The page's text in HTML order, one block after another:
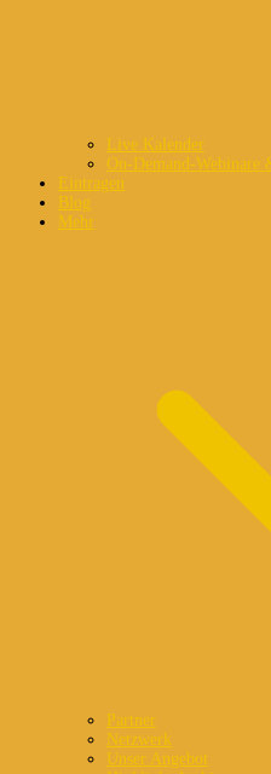
Live Kalender
On-Demand-Webinare
Eintragen
Blog
Mehr
Partner
Netzwerk
Unser Angebot